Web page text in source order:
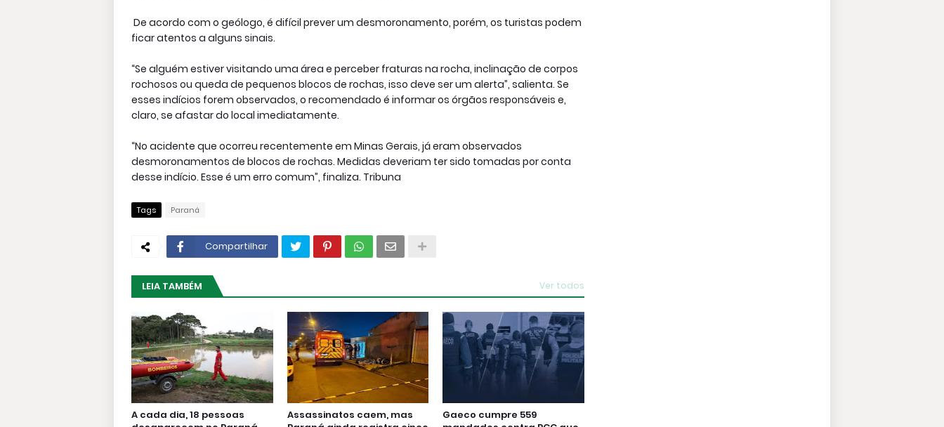
De acordo com o geólogo, é difícil prever um desmoronamento, porém, os turistas podem
ficar atentos a alguns sinais.
“Se alguém estiver visitando uma área e perceber fraturas na rocha, inclinação de corpos
rochosos ou queda de pequenos blocos de rochas, isso deve ser um alerta”, salienta. Se
esses indícios forem observados, o recomendado é informar os órgãos responsáveis e,
claro, se afastar do local imediatamente.
“No acidente que ocorreu recentemente em Minas Gerais, já eram observados
desmoronamentos de blocos de rochas. Medidas deveriam ter sido tomadas por conta
desse indício. Esse é um erro comum”, finaliza. Tribuna
Tags Paraná
Compartilhar
LEIA TAMBÉM Ver todos
A cada dia, 18 pessoas
Assassinatos caem, mas
Gaeco cumpre 559